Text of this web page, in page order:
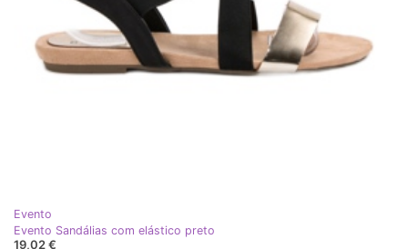
Evento
Evento Sandálias com elástico preto
19,02 €